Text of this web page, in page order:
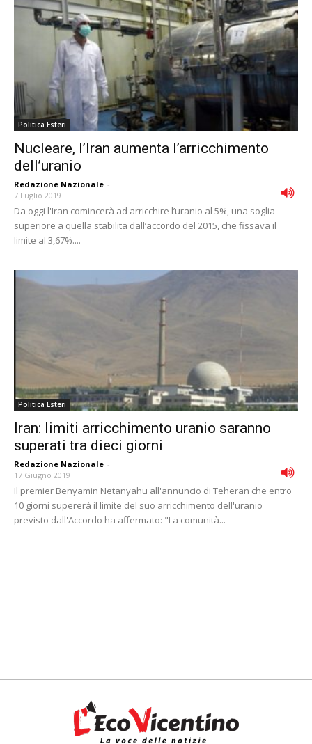
Politica Esteri
Nucleare, lʼIran aumenta lʼarricchimento
dellʼuranio
Redazione Nazionale -
7 Luglio 2019
Da oggi l'Iran comincerà ad arricchire l’uranio al 5%, una soglia
superiore a quella stabilita dall’accordo del 2015, che fissava il
limite al 3,67%....
Politica Esteri
Iran: limiti arricchimento uranio saranno
superati tra dieci giorni
Redazione Nazionale -
17 Giugno 2019
Il premier Benyamin Netanyahu all'annuncio di Teheran che entro
10 giorni supererà il limite del suo arricchimento dell'uranio
previsto dall'Accordo ha affermato: "La comunità...